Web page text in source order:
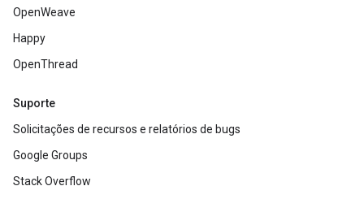
OpenWeave
Happy
OpenThread
Suporte
Solicitações de recursos e relatórios de bugs
Google Groups
Stack Overflow